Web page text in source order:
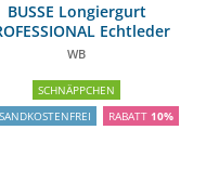
BUSSE Longiergurt
Echtleder
WB
SCHNÄPPCHEN
RABATT 10%